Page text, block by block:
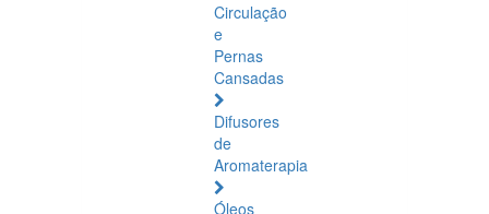
Circulação
e
Pernas
Cansadas
Difusores
de
Aromaterapia
Óleos